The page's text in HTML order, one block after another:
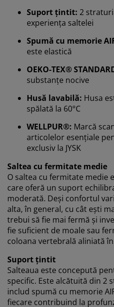
Suport țintit: 2
experiența saltelei
Spumă cu memorie
este elastică
OEKO-TEX®
substanțe nocive
Husă lavabilă: Husa
spălată la 60°C
WELLPUR®: Marcă
articolelor esențiale
exclusiv la JYSK
Saltea cu fermitate medie
O saltea cu fermitate medie
care oferă un suport
moderată. Deși confortul
alta, în general, cu cât ești
trebui să fie mai fermă și
fie suficient de moale sau
coloana vertebrală aliniată
Suport țintit
Salteaua este concepută
specific. Este alcătuită din 2
includ spumă cu memorie
fiecare contribuind la
Vă personalizăm
La JYSK folosim cookie-uri și
site-ul nostru web. Cookie-
despre dvs. pentru a securiza
statisticile și setările relevante
Când acceptați cookie-urile de
datele dvs. de navigare cu
exemplu, Google, Meta și
personalizate și statice. Puteți
scopuri în secțiunea
retrageți consimțământul dând
cookie. Dând clic pe „Acceptați
toate cele trei scopuri. Citiți
și desprepolitica noastră